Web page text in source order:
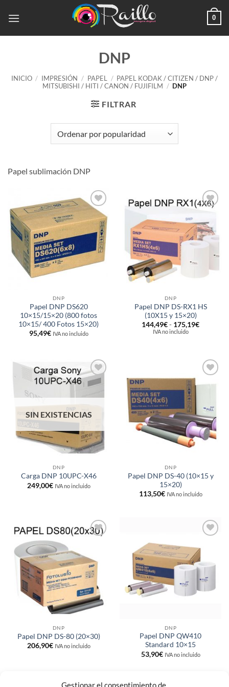
0
DNP
INICIO / IMPRESIÓN / PAPEL / PAPEL KODAK / CITIZEN / DNP /
MITSUBISHI / HITI / CANON / FUJIFILM / DNP
FILTRAR
Papel sublimación DNP
Añadir
a la
lista de
deseos
DNP
Papel DNP DS620
10×15/15×20 (800 fotos
10×15/ 400 Fotos 15×20)
95,49€ IVA no incluido
a la
lista de
deseos
DNP
Papel DNP DS-RX1 HS
(10X15 y 15×20)
144,49€- 175,19€Rango
hasta
175,19€
IVA no incluido
Añadir
lista de
SIN EXISTENCIAS
DNP
Carga DNP 10UPC-X46
249,00€ IVA no incluido
DNP
Papel DNP DS-40 (10×15 y
15×20)
113,50€ IVA no incluido
lista de
deseos
DNP
Papel DNP DS-80 (20×30)
206,90€ IVA no incluido
lista de
deseos
DNP
Papel DNP QW410
Standard 10×15
53,90€ IVA no incluido